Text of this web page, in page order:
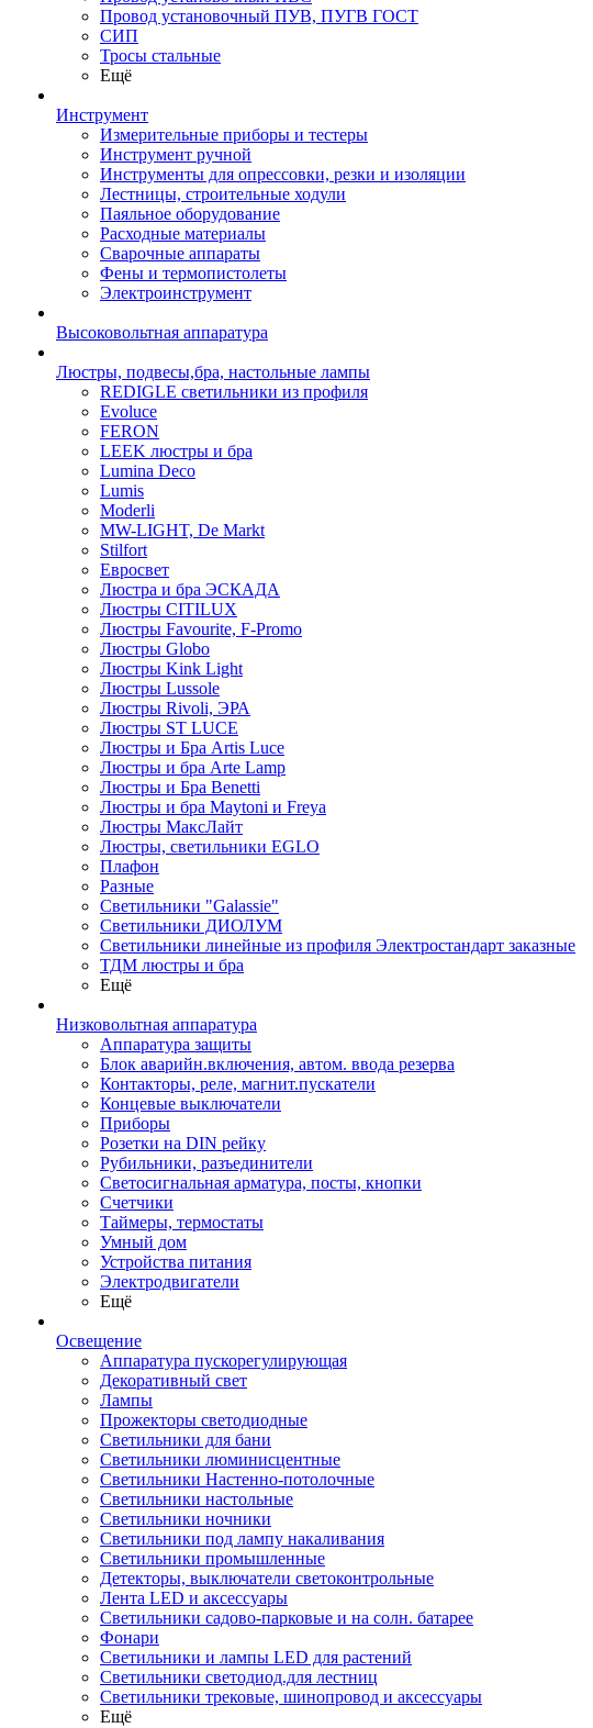
Провод установочный ПУВ, ПУГВ ГОСТ
СИП
Тросы стальные
Ещё
Инструмент
Измерительные приборы и тестеры
Инструмент ручной
Инструменты для опрессовки, резки и изоляции
Лестницы, строительные ходули
Паяльное оборудование
Расходные материалы
Сварочные аппараты
Фены и термопистолеты
Электроинструмент
Высоковольтная аппаратура
Люстры, подвесы,бра, настольные лампы
REDIGLE светильники из профиля
Evoluce
FERON
LEEK люстры и бра
Lumina Deco
Lumis
Moderli
MW-LIGHT, De Markt
Stilfort
Евросвет
Люстра и бра ЭСКАДА
Люстры CITILUX
Люстры Favourite, F-Promo
Люстры Globo
Люстры Kink Light
Люстры Lussole
Люстры Rivoli, ЭРА
Люстры ST LUCE
Люстры и Бра Artis Luce
Люстры и бра Arte Lamp
Люстры и Бра Benetti
Люстры и бра Maytoni и Freya
Люстры МаксЛайт
Люстры, светильники EGLO
Плафон
Разные
Светильники "Galassie"
Светильники ДИОЛУМ
Светильники линейные из профиля Электростандарт заказные
ТДМ люстры и бра
Ещё
Низковольтная аппаратура
Аппаратура защиты
Блок аварийн.включения, автом. ввода резерва
Контакторы, реле, магнит.пускатели
Концевые выключатели
Приборы
Розетки на DIN рейку
Рубильники, разъединители
Светосигнальная арматура, посты, кнопки
Счетчики
Таймеры, термостаты
Умный дом
Устройства питания
Электродвигатели
Ещё
Освещение
Аппаратура пускорегулирующая
Декоративный свет
Лампы
Прожекторы светодиодные
Светильники для бани
Светильники люминисцентные
Светильники Настенно-потолочные
Светильники настольные
Светильники ночники
Светильники под лампу накаливания
Светильники промышленные
Детекторы, выключатели светоконтрольные
Лента LED и аксессуары
Светильники садово-парковые и на солн. батарее
Фонари
Светильники и лампы LED для растений
Светильники светодиод.для лестниц
Светильники трековые, шинопровод и аксессуары
Ещё